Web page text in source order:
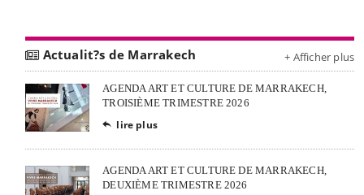
Actualit?s de Marrakech + Afficher plus
AGENDA ART ET CULTURE DE MARRAKECH,
TROISIÈME TRIMESTRE 2026
 lire plus
AGENDA ART ET CULTURE DE MARRAKECH,
DEUXIÈME TRIMESTRE 2026